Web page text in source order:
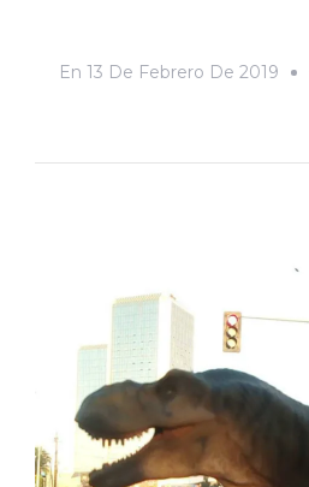
En 13 De Febrero De 2019